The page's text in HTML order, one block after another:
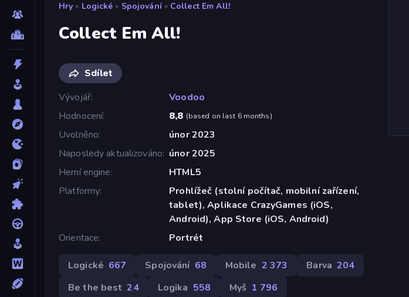
Hry » Logické » Spojování » Collect Em All!
Collect Em All!
Sdílet
Vývojář
Voodoo
Hodnocení
8,8 (based on last 6 months)
Uvolněno
únor 2023
Naposledy aktualizováno únor 2025
Herní engine
HTML5
Platformy
Prohlížeč (stolní počítač, mobilní zařízení,
tablet), Aplikace CrazyGames (iOS,
Android), App Store (iOS, Android)
Orientace
Portrét
Logické 667 Spojování 68 Mobile 2 373 Barva 204
Be the best 24 Logika 558 Myš 1 796